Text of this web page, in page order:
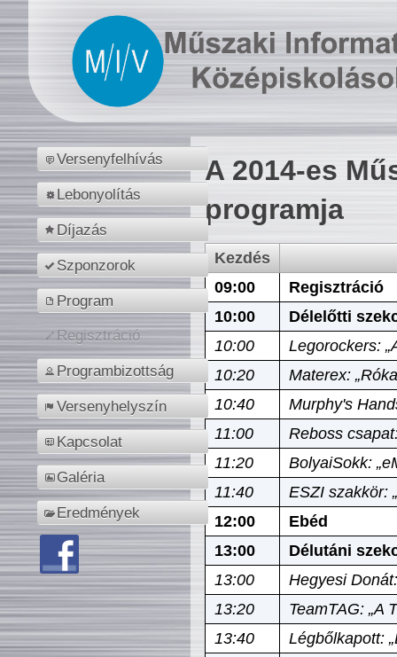
Versenyfelhívás
Lebonyolítás
Díjazás
Szponzorok
Program
Regisztráció
Programbizottság
Versenyhelyszín
Kapcsolat
Galéria
Eredmények
A 2014-es
programja
Kezdés
09:00
Regisztráció
10:00
Délelőtti
10:00
Legorockers:
10:20
Materex:
10:40
Murphy's
11:00
Reboss
11:20
BolyaiSokk:
11:40
ESZI szakkör:
12:00
Ebéd
13:00
Délutáni
13:00
Hegyesi
13:20
TeamTAG: „A
13:40
Légbőlkapott: